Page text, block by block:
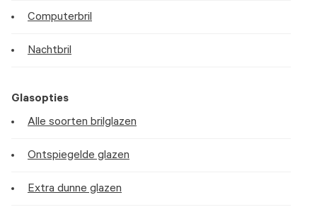
Computerbril
Nachtbril
Glasopties
Alle soorten brilglazen
Ontspiegelde glazen
Extra dunne glazen